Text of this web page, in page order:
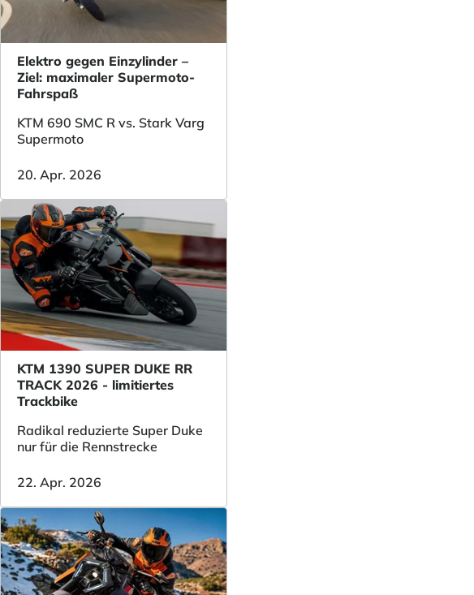
Elektro gegen Einzylinder –
Ziel: maximaler Supermoto-
Fahrspaß
KTM 690 SMC R vs. Stark Varg
Supermoto
20. Apr. 2026
KTM 1390 SUPER DUKE RR
TRACK 2026 - limitiertes
Trackbike
Radikal reduzierte Super Duke
nur für die Rennstrecke
22. Apr. 2026